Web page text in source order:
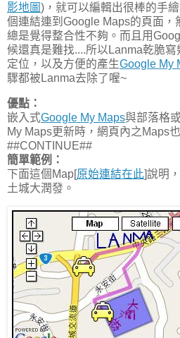
影地圖)，就可以編輯出很棒的手
個連結連到Google Maps的頁面，
總是覺得整合性不夠。而且用
候還真是難找....所以Lanma乾脆
定位，以及方便的產生Google My
驟都被Lanma去除了喔~
優點：
嵌入式Google My Maps與部落格
My Maps更新時，網頁內之Maps
##CONTINUE##
簡單範例：
下面這個Map[原始連結在此]說明
土城大潤發。